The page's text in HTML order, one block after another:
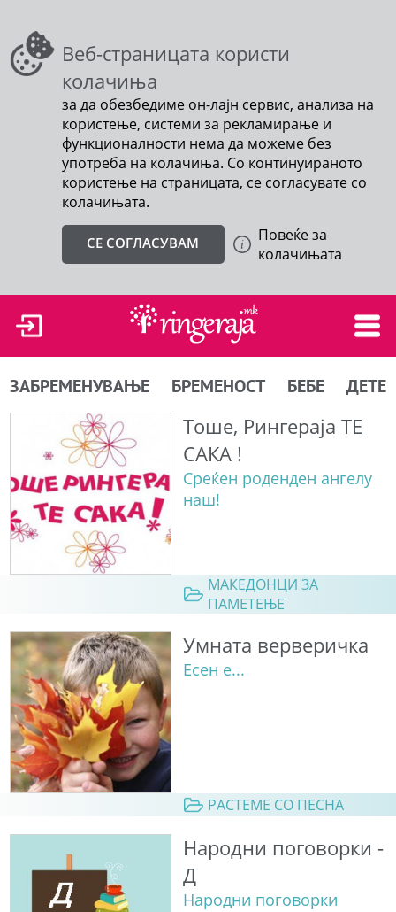
Веб-страницата користи
колачиња
за да обезбедиме он-лајн сервис, анализа на
користење, системи за рекламирање и
функционалности нема да можеме без
употреба на колачиња. Со континуираното
користење на страницата, се согласувате со
колачињата.
СЕ СОГЛАСУВАМ
Повеќе за
колачињата
ЗАБРЕМЕНУВАЊЕ БРЕМЕНОСТ БЕБЕ ДЕТЕ
Тоше, Рингераја ТЕ
САКА !
Среќен роденден ангелу
наш!
МАКЕДОНЦИ ЗА
ПАМЕТЕЊЕ
Умната верверичка
Есен е...
РАСТЕМЕ СО ПЕСНА
Народни поговорки -
Д
Народни поговорки